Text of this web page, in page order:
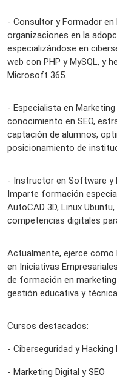
- Consultor y Formador
organizaciones en la
especializándose en
web con PHP y MySQL, y
Microsoft 365.
- Especialista en
conocimiento en SEO,
captación de alumnos,
posicionamiento de
- Instructor en Software y
Imparte formación
AutoCAD 3D, Linux
competencias digitales
Actualmente, ejerce como
en Iniciativas
de formación en
gestión educativa y
Cursos destacados:
- Ciberseguridad y
- Marketing Digital y SEO